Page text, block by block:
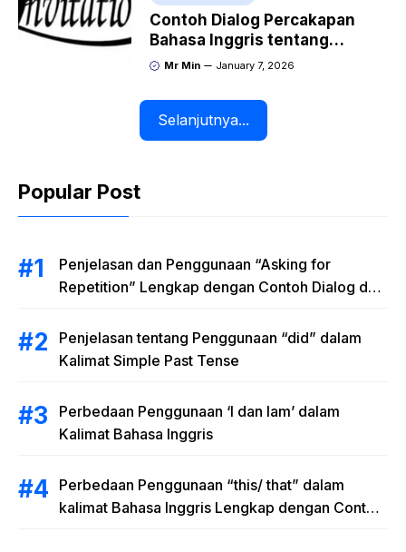
Contoh Dialog Percakapan
Bahasa Inggris tentang
Invitation “Blues Concert” dan
Mr Min January 7, 2026
Selanjutnya...
Popular Post
Penjelasan dan Penggunaan “Asking for
Repetition” Lengkap dengan Contoh Dialog dan
Penjelasan tentang Penggunaan “did” dalam
Kalimat Simple Past Tense
Perbedaan Penggunaan ‘I dan Iam’ dalam
Kalimat Bahasa Inggris
Perbedaan Penggunaan “this/ that” dalam
kalimat Bahasa Inggris Lengkap dengan Contoh